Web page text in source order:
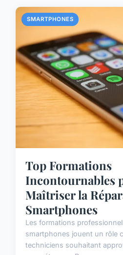
SMARTPHONES
Top Formations
Incontournables
Maîtriser la
Smartphones
Les formations
smartphones jouent un rôle
techniciens souhaitant